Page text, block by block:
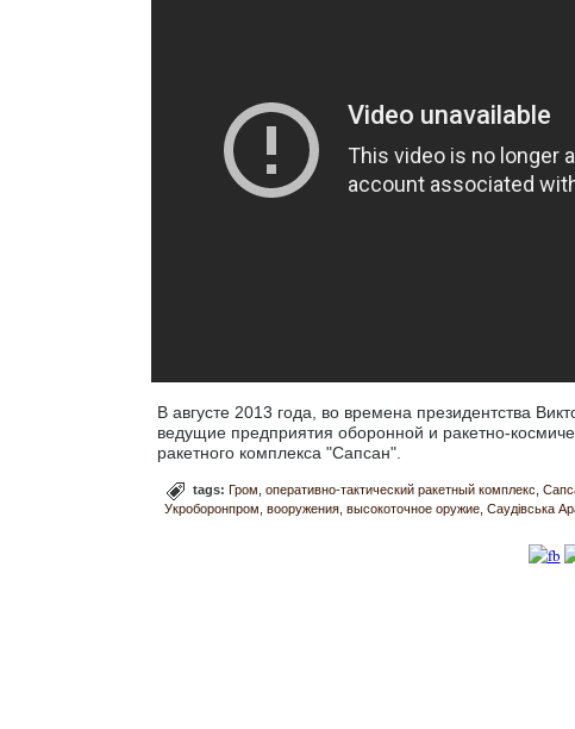
В августе 2013 года, во времена президентства
ведущие предприятия оборонной и ракетно-
ракетного комплекса "Сапсан".
tags: Гром оперативно-тактический ракетный комплекс
Укроборонпром вооружения высокоточное оружие Саудівська